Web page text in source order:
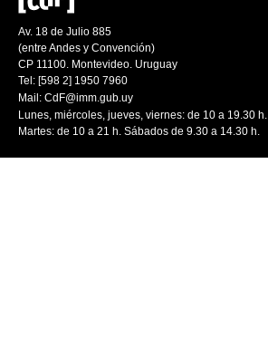
Av. 18 de Julio 885
(entre Andes y Convención)
CP 11100. Montevideo. Uruguay
Tel: [598 2] 1950 7960
Mail: CdF@imm.gub.uy
Lunes, miércoles, jueves, viernes: de 10 a 19.30 h.
Martes: de 10 a 21 h. Sábados de 9.30 a 14.30 h.